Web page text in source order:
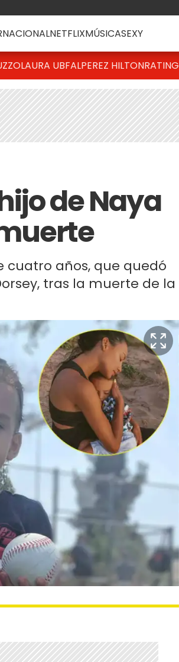
NETFLIXMÚSICASEXY
LAURA UBFALPEREZ HILTONRATING
de Naya
cuatro años, que quedó
tras la muerte de la